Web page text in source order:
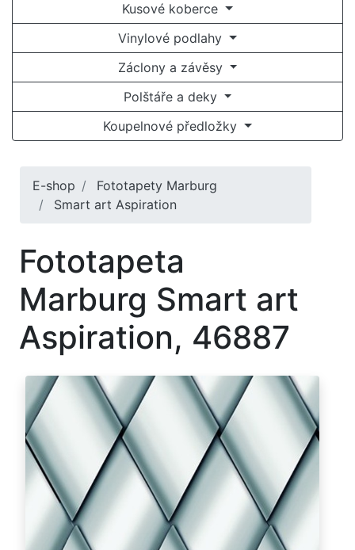
Kusové koberce
Vinylové podlahy
Záclony a závěsy
Polštáře a deky
Koupelnové předložky
E-shop
Fototapety Marburg
Smart art Aspiration
Fototapeta
Marburg Smart art
Aspiration, 46887